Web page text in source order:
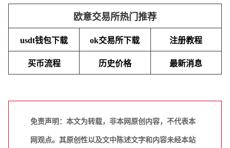
欧意交易所热门推荐
usdt钱包下载 ok交易所下载 注册教程
买币流程 历史价格 最新消息
免责声明：本文为转载，非本网原创内容，不代表本
网观点。其原创性以及文中陈述文字和内容未经本站